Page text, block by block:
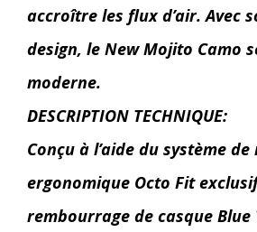
accroître les flux d’air. Avec
design, le New Mojito Camo
moderne.
DESCRIPTION TECHNIQUE:
Conçu à l’aide du système
ergonomique Octo Fit
rembourrage de casque Blue